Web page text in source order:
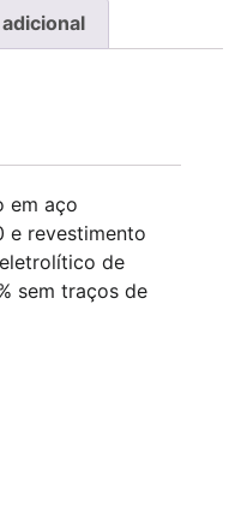
em aço
e revestimento
de
sem traços de